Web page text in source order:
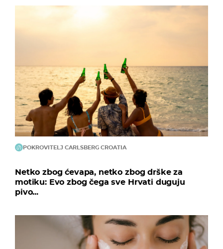
POKROVITELJ CARLSBERG CROATIA
Netko zbog ćevapa, netko zbog drške za
motiku: Evo zbog čega sve Hrvati duguju
pivo...